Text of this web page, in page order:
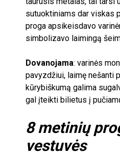
sutuoktiniams dar viskas
proga apsikeisdavo
simbolizavo laimingą
Dovanojama: varinės
pavyzdžiui, laimę nešanti
kūrybiškumą galima
gal įteikti bilietus į
8metinių
vestuvės